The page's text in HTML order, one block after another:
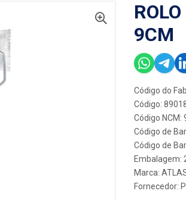
9CM
Código do
Código:
Código NCM:
Código de
Código de
Embalagem:
Marca:
Fornecedor: